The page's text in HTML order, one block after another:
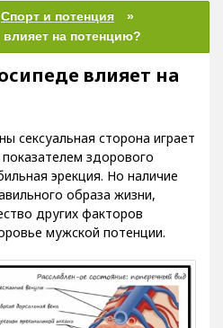
Спорт и потенция
влияет на потенцию?
влияет на
сексуальная сторона играет
здорового
эрекция. Но наличие
образа жизни,
других факторов
мужской потенции.